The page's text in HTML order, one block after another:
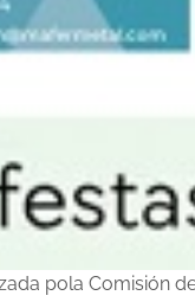
pola Comisión